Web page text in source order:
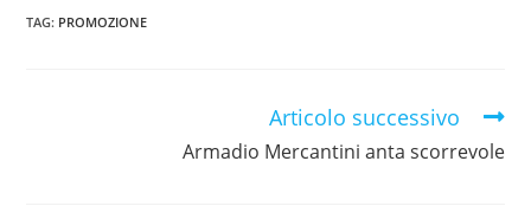
TAG: PROMOZIONE
Articolo successivo
Armadio Mercantini anta scorrevole